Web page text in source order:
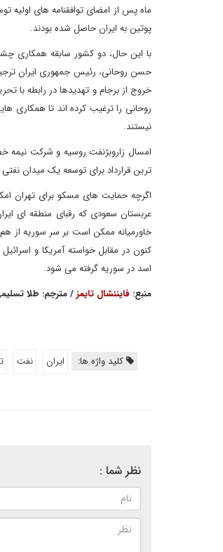
پوتین به ایران حاصل شده بودند.
با این حال، دو کشور سابقه همکاری
خروج از برجام و تهدیدها در رابطه با
روحانی را ترغیب کرده اند تا
نیستند.
ترین قرارداد برای توسعه یک میدان
اگرچه حمایت های مسکو برای تهران
عربستان سعودی که رقبای منطقه ای
خاورمیانه ممکن است بر سر سوریه از
کنون در مقابل خواسته آمریکا و
اسد در سوریه گرفته می شود.
منبع: فایننشال تایمز/ مترجم: طلا
کلید واژه ها: ایران نفت
نظر شما :